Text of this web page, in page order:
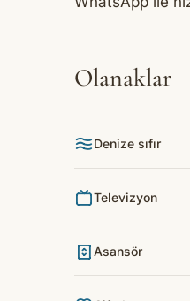
Olanaklar
Denize sıfır
Televizyon
Asansör